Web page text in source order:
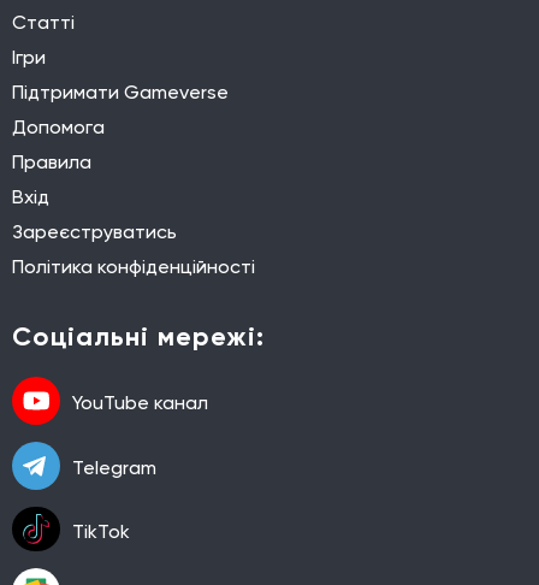
Статті
Ігри
Підтримати Gameverse
Допомога
Правила
Вхід
Зареєструватись
Політика конфіденційності
Соціальні мережі:
YouTube канал
Telegram
TikTok